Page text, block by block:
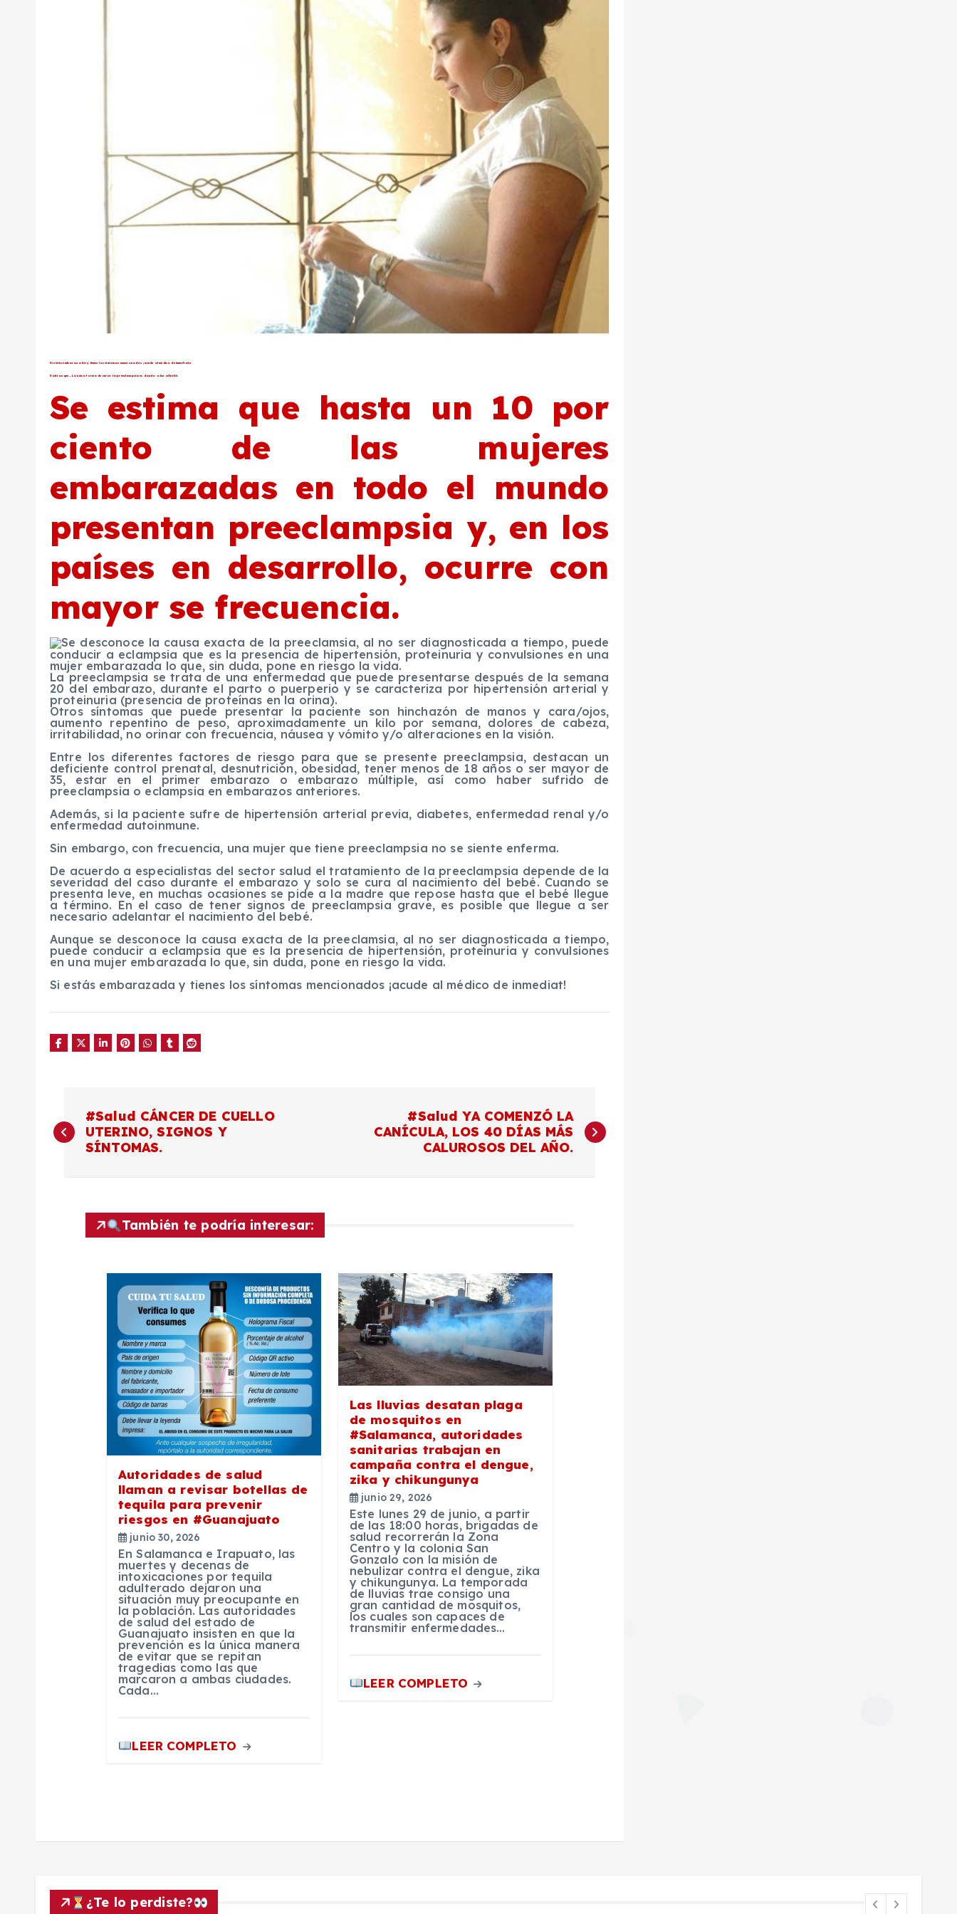
Si estás embarazada y tienes los síntomas mencionados ¡acude al médico de inmediato
Sabías que… La única forma de curar la preeclampsia es dando a luz al bebé.
Se estima que hasta un 10 por
ciento de las mujeres
embarazadas en todo el mundo
presentan preeclampsia y, en los
países en desarrollo, ocurre con
mayor se frecuencia.
Se desconoce la causa exacta de la preeclamsia, al no ser diagnosticada a tiempo, puede
conducir a eclampsia que es la presencia de hipertensión, proteinuria y convulsiones en una
mujer embarazada lo que, sin duda, pone en riesgo la vida.
La preeclampsia se trata de una enfermedad que puede presentarse después de la semana
20 del embarazo, durante el parto o puerperio y se caracteriza por hipertensión arterial y
proteinuria (presencia de proteínas en la orina).
Otros síntomas que puede presentar la paciente son hinchazón de manos y cara/ojos,
aumento repentino de peso, aproximadamente un kilo por semana, dolores de cabeza,
irritabilidad, no orinar con frecuencia, náusea y vómito y/o alteraciones en la visión.
Entre los diferentes factores de riesgo para que se presente preeclampsia, destacan un
deficiente control prenatal, desnutrición, obesidad, tener menos de 18 años o ser mayor de
35, estar en el primer embarazo o embarazo múltiple, así como haber sufrido de
preeclampsia o eclampsia en embarazos anteriores.
Además, si la paciente sufre de hipertensión arterial previa, diabetes, enfermedad renal y/o
enfermedad autoinmune.
Sin embargo, con frecuencia, una mujer que tiene preeclampsia no se siente enferma.
De acuerdo a especialistas del sector salud el tratamiento de la preeclampsia depende de la
severidad del caso durante el embarazo y solo se cura al nacimiento del bebé. Cuando se
presenta leve, en muchas ocasiones se pide a la madre que repose hasta que el bebé llegue
a término. En el caso de tener signos de preeclampsia grave, es posible que llegue a ser
necesario adelantar el nacimiento del bebé.
Aunque se desconoce la causa exacta de la preeclamsia, al no ser diagnosticada a tiempo,
puede conducir a eclampsia que es la presencia de hipertensión, proteinuria y convulsiones
en una mujer embarazada lo que, sin duda, pone en riesgo la vida.
Si estás embarazada y tienes los síntomas mencionados ¡acude al médico de inmediat!
a
#Salud CÁNCER DE CUELLO
UTERINO, SIGNOS Y
SÍNTOMAS.
#Salud YA COMENZÓ LA
CANÍCULA, LOS 40 DÍAS MÁS
CALUROSOS DEL AÑO.
También te podría interesar:
Autoridades de salud
llaman a revisar botellas de
tequila para prevenir
riesgos en #Guanajuato
junio 30, 2026
En Salamanca e Irapuato, las
muertes y decenas de
intoxicaciones por tequila
adulterado dejaron una
situación muy preocupante en
la población. Las autoridades
de salud del estado de
Guanajuato insisten en que la
prevención es la única manera
de evitar que se repitan
tragedias como las que
marcaron a ambas ciudades.
Cada…
LEER COMPLETO
Las lluvias desatan plaga
de mosquitos en
#Salamanca, autoridades
sanitarias trabajan en
campaña contra el dengue,
zika y chikungunya
junio 29, 2026
Este lunes 29 de junio, a partir
de las 18:00 horas, brigadas de
salud recorrerán la Zona
Centro y la colonia San
Gonzalo con la misión de
nebulizar contra el dengue, zika
y chikungunya. La temporada
de lluvias trae consigo una
gran cantidad de mosquitos,
los cuales son capaces de
transmitir enfermedades…
LEER COMPLETO
¿Te lo perdiste?